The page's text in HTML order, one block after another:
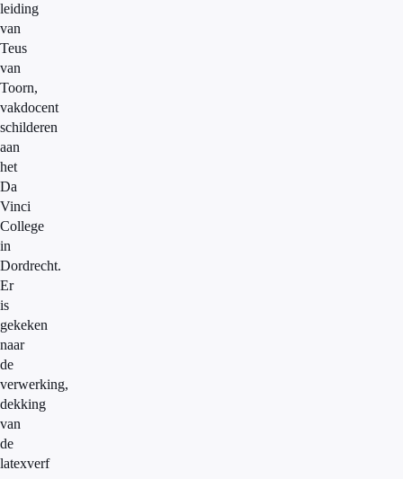
leiding
van
Teus
van
Toorn,
vakdocent
schilderen
aan
het
Da
Vinci
College
in
Dordrecht.
Er
is
gekeken
naar
de
verwerking,
dekking
van
de
latexverf